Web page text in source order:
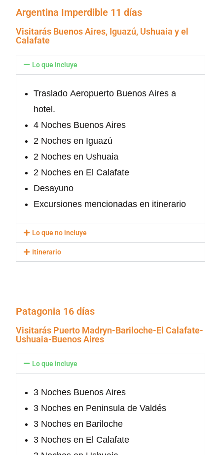
Argentina Imperdible 11 días
Visitarás Buenos Aires, Iguazú, Ushuaia y el
Calafate
Lo que incluye
Traslado Aeropuerto Buenos Aires a
hotel.
4 Noches Buenos Aires
2 Noches en Iguazú
2 Noches en Ushuaia
2 Noches en El Calafate
Desayuno
Excursiones mencionadas en itinerario
Lo que no incluye
Itinerario
Patagonia 16 días
Visitarás Puerto Madryn-Bariloche-El Calafate-
Ushuaia-Buenos Aires
Lo que incluye
3 Noches Buenos Aires
3 Noches en Peninsula de Valdés
3 Noches en Bariloche
3 Noches en El Calafate